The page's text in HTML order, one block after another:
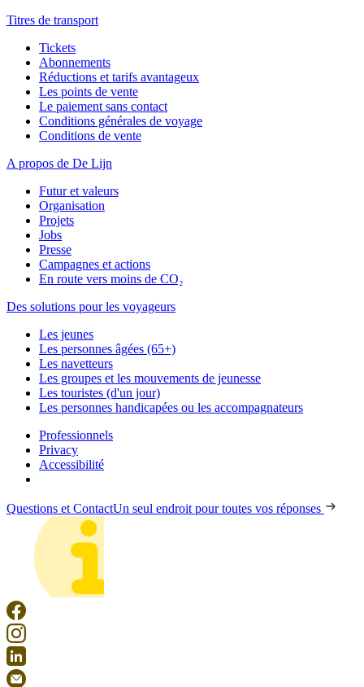
Titres de transport
Tickets
Abonnements
Réductions et tarifs avantageux
Les points de vente
Le paiement sans contact
Conditions générales de voyage
Conditions de vente
A propos de De Lijn
Futur et valeurs
Organisation
Projets
Jobs
Presse
Campagnes et actions
En route vers moins de CO₂
Des solutions pour les voyageurs
Les jeunes
Les personnes âgées (65+)
Les navetteurs
Les groupes et les mouvements de jeunesse
Les touristes (d'un jour)
Les personnes handicapées ou les accompagnateurs
Professionnels
Privacy
Accessibilité
Questions et ContactUn seul endroit pour toutes vos réponses